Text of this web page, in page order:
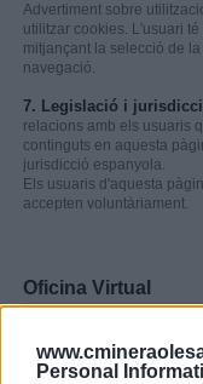
Personal
Advertiment sobre
utilitzar cookies. L'usuari
mitjançant la selecció de
navegació.
7. Legislació i
relacions amb els usuaris
continguts en aquesta
jurisdicció espanyola.
Els usuaris d'aquesta
accepten voluntàriament.
Oficina Virtual
Adreça electrònica